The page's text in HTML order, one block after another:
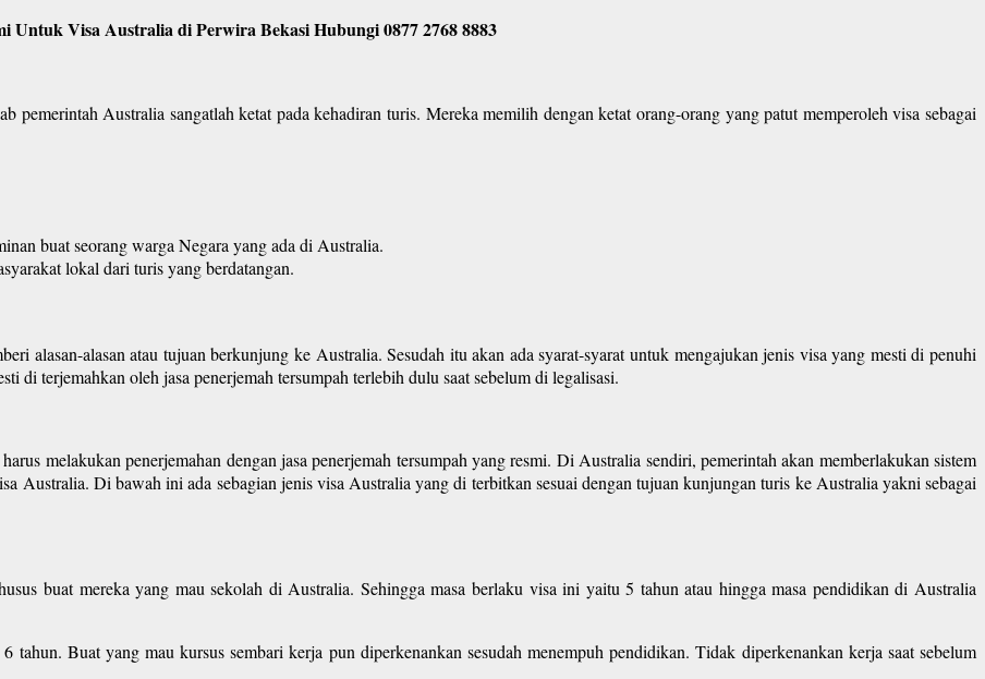
Untuk Visa Australia di Perwira Bekasi Hubungi 0877 2768 8883
pemerintah Australia sangatlah ketat pada kehadiran turis. Mereka memilih dengan ketat orang-orang yang patut memperoleh visa sebagai
buat seorang warga Negara yang ada di Australia.
lokal dari turis yang berdatangan.
alasan-alasan atau tujuan berkunjung ke Australia. Sesudah itu akan ada syarat-syarat untuk mengajukan jenis visa yang mesti di penuhi
di terjemahkan oleh jasa penerjemah tersumpah terlebih dulu saat sebelum di legalisasi.
melakukan penerjemahan dengan jasa penerjemah tersumpah yang resmi. Di Australia sendiri, pemerintah akan memberlakukan sistem
Australia. Di bawah ini ada sebagian jenis visa Australia yang di terbitkan sesuai dengan tujuan kunjungan turis ke Australia yakni sebagai
buat mereka yang mau sekolah di Australia. Sehingga masa berlaku visa ini yaitu 5 tahun atau hingga masa pendidikan di Australia
tahun. Buat yang mau kursus sembari kerja pun diperkenankan sesudah menempuh pendidikan. Tidak diperkenankan kerja saat sebelum